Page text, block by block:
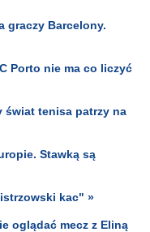
graczy Barcelony.
Porto nie ma co liczyć
świat tenisa patrzy na
Stawką są
kac" »
oglądać mecz z Eliną